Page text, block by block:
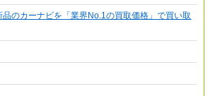
のカーナビを「業界No.1の買取価格」で買い取